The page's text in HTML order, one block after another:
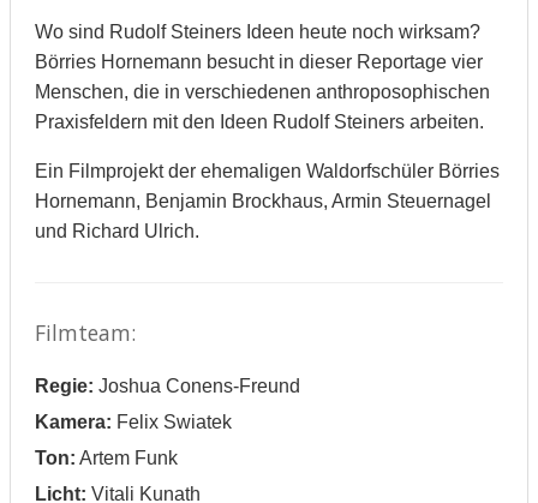
Wo sind Rudolf Steiners Ideen heute noch wirksam?
Börries Hornemann besucht in dieser Reportage vier
Menschen, die in verschiedenen anthroposophischen
Praxisfeldern mit den Ideen Rudolf Steiners arbeiten.
Ein Filmprojekt der ehemaligen Waldorfschüler Börries
Hornemann, Benjamin Brockhaus, Armin Steuernagel
und Richard Ulrich.
Filmteam:
Regie: Joshua Conens-Freund
Kamera: Felix Swiatek
Ton: Artem Funk
Licht: Vitali Kunath